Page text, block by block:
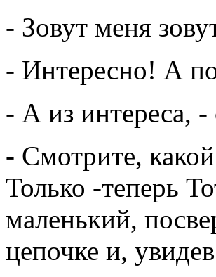
- Зовут меня
- Интересно! А
- А из интереса, -
- Смотрите,
Только -теперь
маленький,
цепочке и,